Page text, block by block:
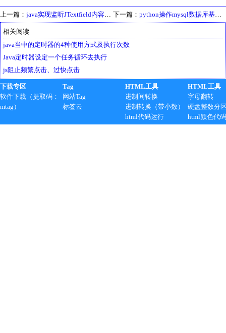
上一篇： java实现监听JTextfield内容的改变 下一篇： python操作mysql数据库基本类封装
相关阅读
java当中的定时器的4种使用方式及执行次数
Java定时器设定一个任务循环去执行
js阻止频繁点击、过快点击
下载专区
软件下载（提取码：
mtag）
Tag
网站Tag
标签云
HTML工具
进制间转换
进制转换（带小数）
html代码运行
HTML工具
字母翻转
硬盘整数分
html颜色代码